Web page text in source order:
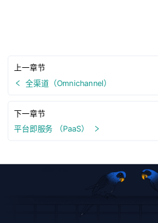
上一章节
全渠道（Omnichannel）
下一章节
平台即服务 （PaaS）